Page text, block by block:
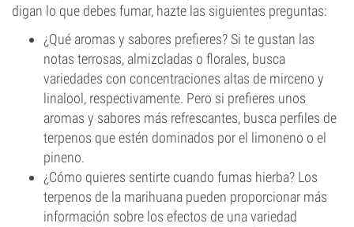
digan lo que debes fumar, hazte las siguientes preguntas:
¿Qué aromas y sabores prefieres? Si te gustan las
notas terrosas, almizcladas o florales, busca
variedades con concentraciones altas de mirceno y
linalool, respectivamente. Pero si prefieres unos
aromas y sabores más refrescantes, busca perfiles de
terpenos que estén dominados por el limoneno o el
pineno.
¿Cómo quieres sentirte cuando fumas hierba? Los
terpenos de la marihuana pueden proporcionar más
información sobre los efectos de una variedad